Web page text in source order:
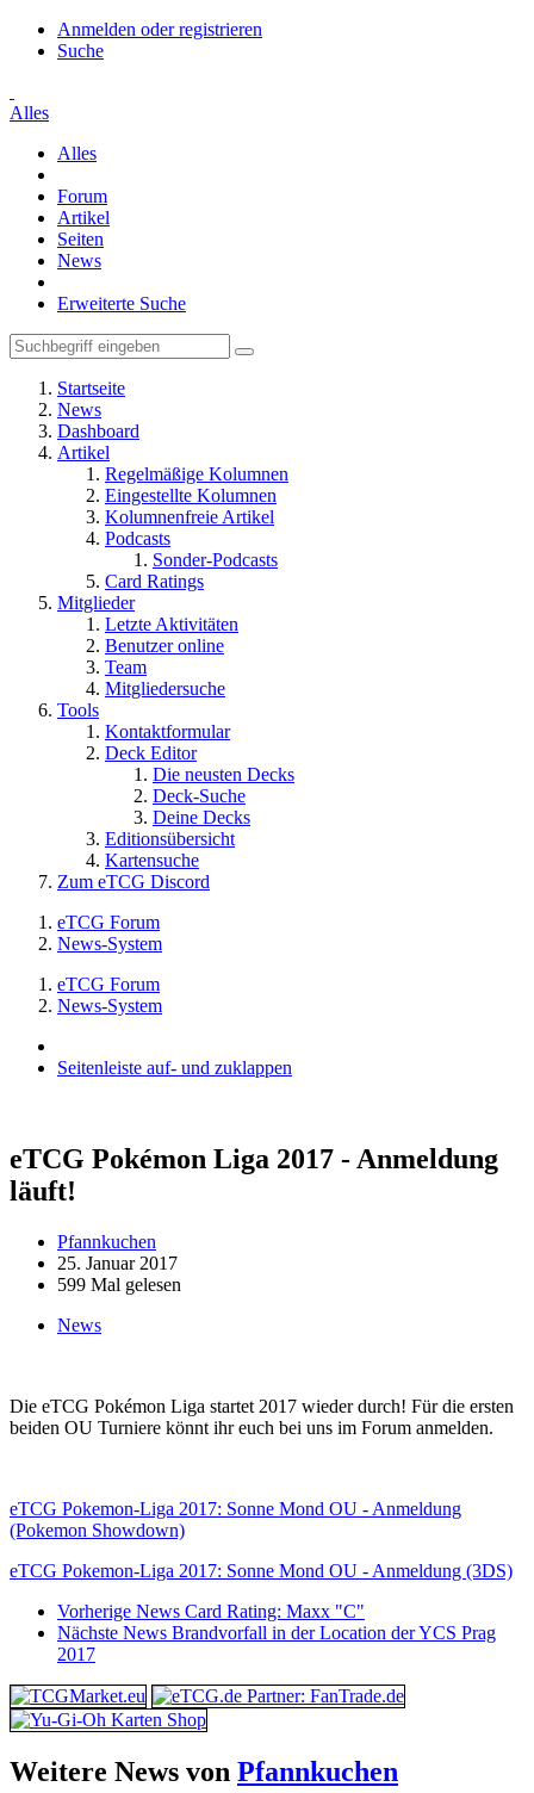
Anmelden oder registrieren
Suche
Alles
Alles
Forum
Artikel
Seiten
News
Erweiterte Suche
Startseite
News
Dashboard
Artikel
Regelmäßige Kolumnen
Eingestellte Kolumnen
Kolumnenfreie Artikel
Podcasts
Sonder-Podcasts
Card Ratings
Mitglieder
Letzte Aktivitäten
Benutzer online
Team
Mitgliedersuche
Tools
Kontaktformular
Deck Editor
Die neusten Decks
Deck-Suche
Deine Decks
Editionsübersicht
Kartensuche
Zum eTCG Discord
eTCG Forum
News-System
eTCG Forum
News-System
Seitenleiste auf- und zuklappen
eTCG Pokémon Liga 2017 - Anmeldung
läuft!
Pfannkuchen
25. Januar 2017
599 Mal gelesen
News
Die eTCG Pokémon Liga startet 2017 wieder durch! Für die ersten
beiden OU Turniere könnt ihr euch bei uns im Forum anmelden.
eTCG Pokemon-Liga 2017: Sonne Mond OU - Anmeldung
(Pokemon Showdown)
eTCG Pokemon-Liga 2017: Sonne Mond OU - Anmeldung (3DS)
Vorherige News Card Rating: Maxx "C"
Nächste News Brandvorfall in der Location der YCS Prag
2017
Weitere News von Pfannkuchen